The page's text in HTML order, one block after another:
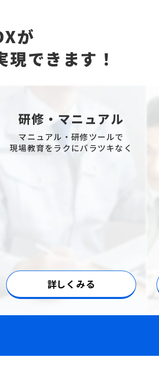
が
現できます！
研修・マニュアル
マニュアル・研修ツールで
現場教育をラクにバラツキなく
詳しくみる